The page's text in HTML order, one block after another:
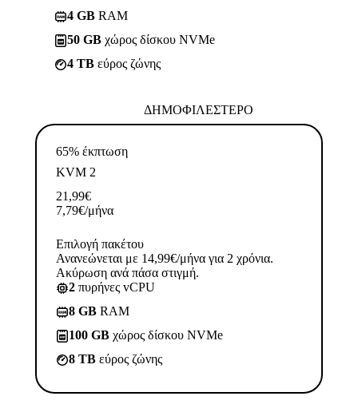
4 GB RAM
50 GB χώρος δίσκου NVMe
4 TB εύρος ζώνης
ΔΗΜΟΦΙΛΈΣΤΕΡΟ
65% έκπτωση
KVM 2
21,99€
7,79€/μήνα
Επιλογή πακέτου
Ανανεώνεται με 14,99€/μήνα για 2 χρόνια.
Ακύρωση ανά πάσα στιγμή.
2 πυρήνες vCPU
8 GB RAM
100 GB χώρος δίσκου NVMe
8 TB εύρος ζώνης